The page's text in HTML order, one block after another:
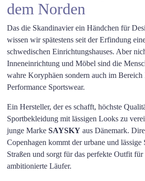
dem Norden
Das die Skandinavier ein Händchen für
wissen wir spätestens seit der Erfindung
schwedischen Einrichtungshauses. Aber
Inneneinrichtung und Möbel sind die
wahre Koryphäen sondern auch im Bereich
Performance Sportswear.
Ein Hersteller, der es schafft, höchste
Sportbekleidung mit lässigen Looks zu
junge Marke SAYSKY aus Dänemark.
Copenhagen kommt der urbane und lässige
Straßen und sorgt für das perfekte Outfit
ambitionierte Läufer.